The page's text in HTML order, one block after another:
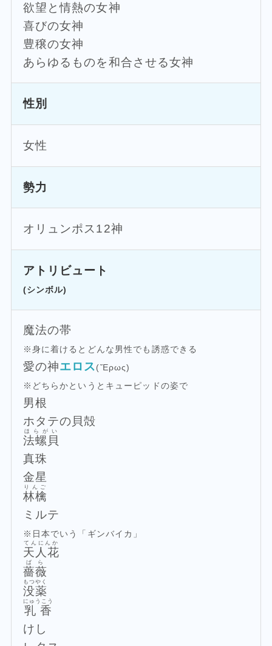
欲望と情熱の女神
喜びの女神
豊穣の女神
あらゆるものを和合させる女神
性別
女性
勢力
オリュンポス12神
アトリビュート
(シンボル)
魔法の帯
※身に着けるとどんな男性でも誘惑できる
愛の神エロス(Ἔρως)
※どちらかというとキューピッドの姿で
男根
ホタテの貝殻
法螺貝
ほらがい
真珠
金星
林檎
りんご
ミルテ
※日本でいう「ギンバイカ」
天人花
てんにんか
薔薇
ばら
没薬
もつやく
乳香
にゅうこう
けし